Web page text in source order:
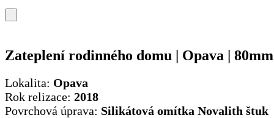
Zateplení rodinného domu | Opava |
Lokalita: Opava
Rok relizace: 2018
Povrchová úprava: Silikátová omítka Novalith štuk